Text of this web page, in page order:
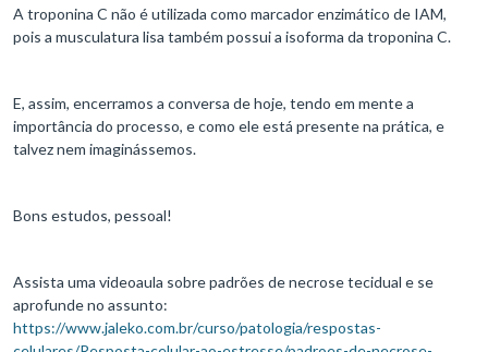
A troponina C não é utilizada como marcador enzimático de IAM,
pois a musculatura lisa também possui a isoforma da troponina C.
E, assim, encerramos a conversa de hoje, tendo em mente a
importância do processo, e como ele está presente na prática, e
talvez nem imaginássemos.
Bons estudos, pessoal!
Assista uma videoaula sobre padrões de necrose tecidual e se
aprofunde no assunto:
https://www.jaleko.com.br/curso/patologia/respostas-